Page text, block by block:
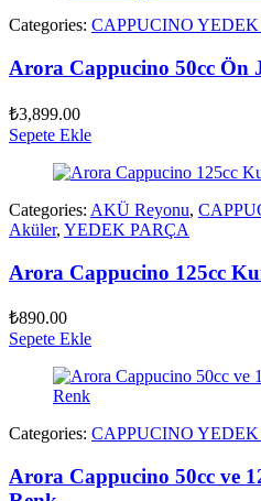
Categories: CAPPUCINO YEDEK
Arora Cappucino 50cc Ön
₺3,899.00
Sepete Ekle
Categories: AKÜ Reyonu,
Aküler, YEDEK PARÇA
Arora Cappucino 125cc
₺890.00
Sepete Ekle
Categories: CAPPUCINO YEDEK
Arora Cappucino 50cc ve